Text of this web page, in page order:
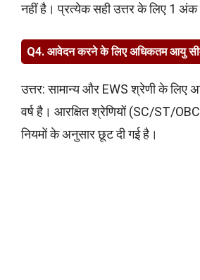
नहीं है। प्रत्येक सही उत्तर के लिए 1 अंक
Q4. आवेदन करने के लिए अधिकतम आयु
उत्तर: सामान्य और EWS श्रेणी के लिए
वर्ष है। आरक्षित श्रेणियों (SC/ST/
नियमों के अनुसार छूट दी गई है।